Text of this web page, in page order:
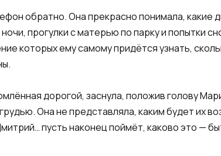
обратно. Она прекрасно понимала, какие
прогулки с матерью по парку и попытки
которых ему самому придётся узнать,
дорогой, заснула, положив голову
Она не представляла, каким будет их
пусть наконец поймёт, каково это —